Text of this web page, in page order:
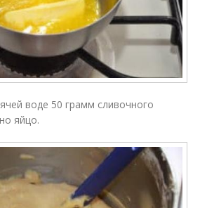
воде 50 грамм сливочного
яйцо.